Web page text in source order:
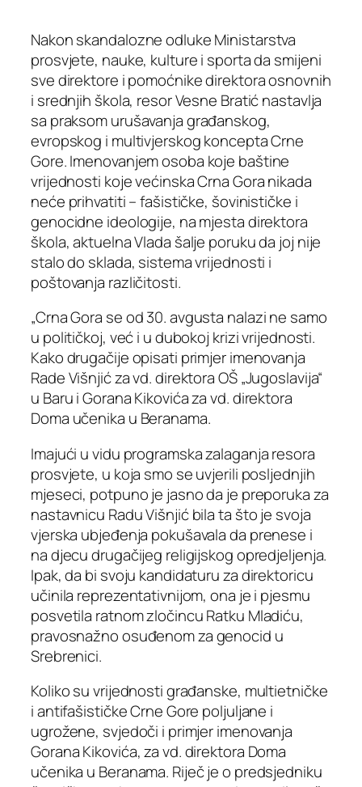
Nakon skandalozne odluke Ministarstva
prosvjete, nauke, kulture i sporta da smijeni
sve direktore i pomoćnike direktora osnovnih
i srednjih škola, resor Vesne Bratić nastavlja
sa praksom urušavanja građanskog,
evropskog i multivjerskog koncepta Crne
Gore. Imenovanjem osoba koje baštine
vrijednosti koje većinska Crna Gora nikada
neće prihvatiti – fašističke, šovinističke i
genocidne ideologije, na mjesta direktora
škola, aktuelna Vlada šalje poruku da joj nije
stalo do sklada, sistema vrijednosti i
poštovanja različitosti.
„Crna Gora se od 30. avgusta nalazi ne samo
u političkoj, već i u dubokoj krizi vrijednosti.
Kako drugačije opisati primjer imenovanja
Rade Višnjić za vd. direktora OŠ „Jugoslavija“
u Baru i Gorana Kikovića za vd. direktora
Doma učenika u Beranama.
Imajući u vidu programska zalaganja resora
prosvjete, u koja smo se uvjerili posljednjih
mjeseci, potpuno je jasno da je preporuka za
nastavnicu Radu Višnjić bila ta što je svoja
vjerska ubjeđenja pokušavala da prenese i
na djecu drugačijeg religijskog opredjeljenja.
Ipak, da bi svoju kandidaturu za direktoricu
učinila reprezentativnijom, ona je i pjesmu
posvetila ratnom zločincu Ratku Mladiću,
pravosnažno osuđenom za genocid u
Srebrenici.
Koliko su vrijednosti građanske, multietničke
i antifašističke Crne Gore poljuljane i
ugrožene, svjedoči i primjer imenovanja
Gorana Kikovića, za vd. direktora Doma
učenika u Beranama. Riječ je o predsjedniku